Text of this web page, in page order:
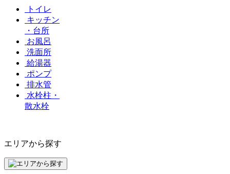
トイレ
キッチン
・台所
お風呂
洗面所
給湯器
ポンプ
排水管
水栓柱・
散水栓
エリアから探す